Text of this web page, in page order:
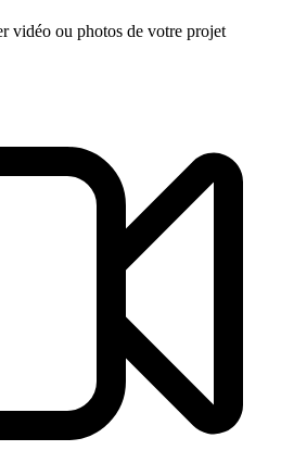
vidéo ou photos de votre projet